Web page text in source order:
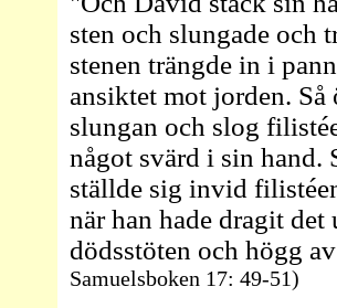
sten och slungade och
stenen trängde in i
ansiktet mot jorden.
slungan och slog
något svärd i sin hand.
ställde sig invid
när han hade dragit
dödsstöten och högg
Samuelsboken 17: 49-51)